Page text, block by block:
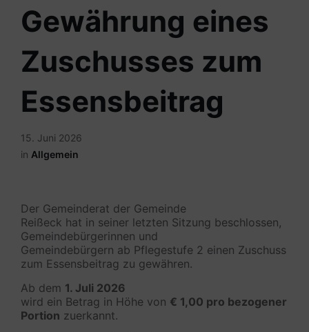
Gewährung eines
Zuschusses zum
Essensbeitrag
15. Juni 2026
in Allgemein
Der Gemeinderat der Gemeinde
Reißeck hat in seiner letzten Sitzung beschlossen,
Gemeindebürgerinnen und
Gemeindebürgern ab Pflegestufe 2 einen Zuschuss
zum Essensbeitrag zu gewähren.
Ab dem 1. Juli 2026
wird ein Betrag in Höhe von € 1,00 pro bezogener
Portion zuerkannt.